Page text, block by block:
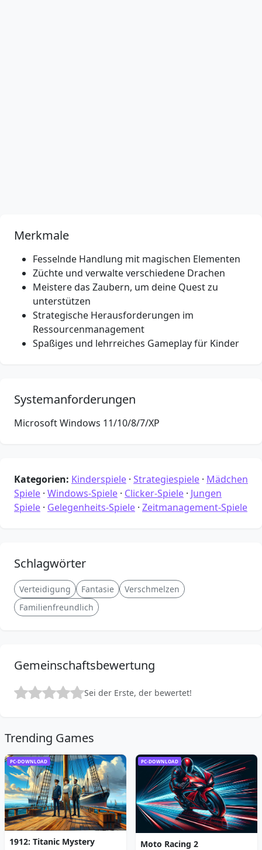
Merkmale
Fesselnde Handlung mit magischen Elementen
Züchte und verwalte verschiedene Drachen
Meistere das Zaubern, um deine Quest zu
unterstützen
Strategische Herausforderungen im
Ressourcenmanagement
Spaßiges und lehrreiches Gameplay für Kinder
Systemanforderungen
Microsoft Windows 11/10/8/7/XP
Kategorien: Kinderspiele · Strategiespiele · Mädchen
Spiele · Windows-Spiele · Clicker-Spiele · Jungen
Spiele · Gelegenheits-Spiele · Zeitmanagement-Spiele
Schlagwörter
Verteidigung Fantasie
Verschmelzen
Familienfreundlich
Gemeinschaftsbewertung
Sei der Erste, der bewertet!
Trending Games
PC-DOWNLOAD
1912: Titanic Mystery
PC-DOWNLOAD
Moto Racing 2